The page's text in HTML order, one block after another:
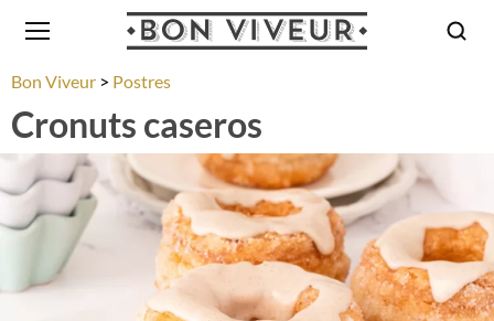
Bon Viveur Postres
Cronuts caseros